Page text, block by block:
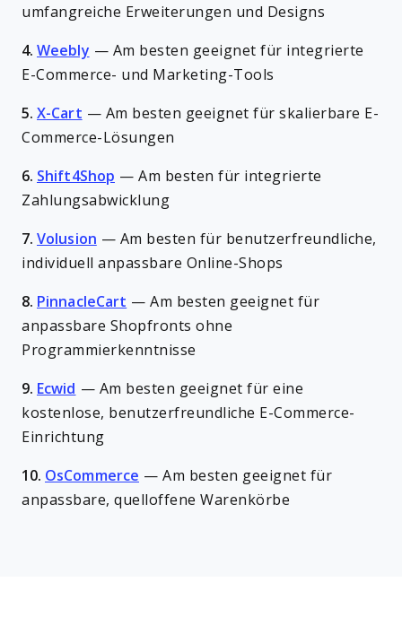
umfangreiche Erweiterungen und Designs
4. Weebly — Am besten geeignet für integrierte
E-Commerce- und Marketing-Tools
5. X-Cart — Am besten geeignet für skalierbare E-
Commerce-Lösungen
6. Shift4Shop — Am besten für integrierte
Zahlungsabwicklung
7. Volusion — Am besten für benutzerfreundliche,
individuell anpassbare Online-Shops
8. PinnacleCart —Am besten geeignet für
anpassbare Shopfronts ohne
Programmierkenntnisse
9. Ecwid — Am besten geeignet für eine
kostenlose, benutzerfreundliche E-Commerce-
Einrichtung
10. OsCommerce — Am besten geeignet für
anpassbare, quelloffene Warenkörbe